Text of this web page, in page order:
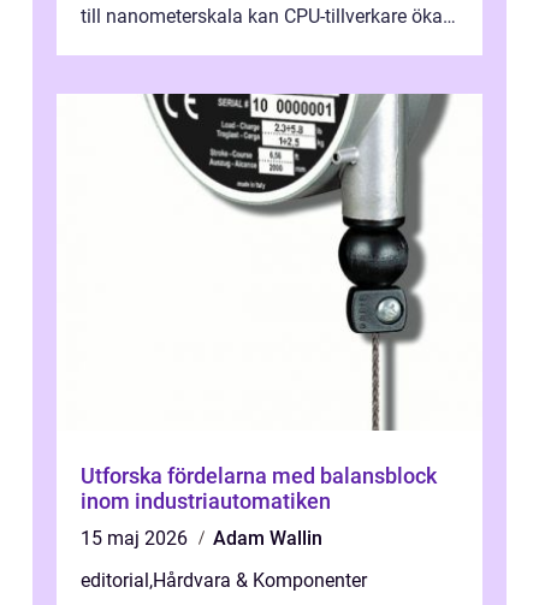
till nanometerskala kan CPU-tillverkare öka
Utforska fördelarna med balansblock
inom industriautomatiken
15 maj 2026
Adam Wallin
editorial,Hårdvara & Komponenter